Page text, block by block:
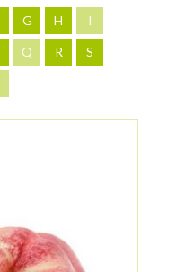
G H I
Q R S